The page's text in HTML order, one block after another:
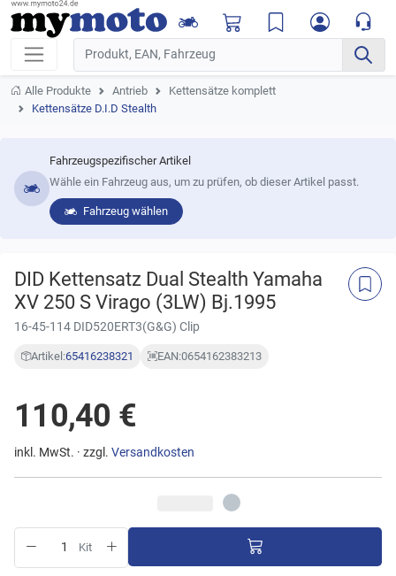
Alle Produkte Antrieb
Kettensätze komplett
Kettensätze D.I.D Stealth
Fahrzeugspezifischer Artikel
Wähle ein Fahrzeug aus, um zu prüfen, ob dieser Artikel passt.
Fahrzeug wählen
DID Kettensatz Dual Stealth Yamaha
XV 250 S Virago (3LW) Bj.1995
16-45-114 DID520ERT3(G&G) Clip
Artikel:65416238321 EAN:0654162383213
110,40 €
inkl. MwSt. · zzgl. Versandkosten
Kit